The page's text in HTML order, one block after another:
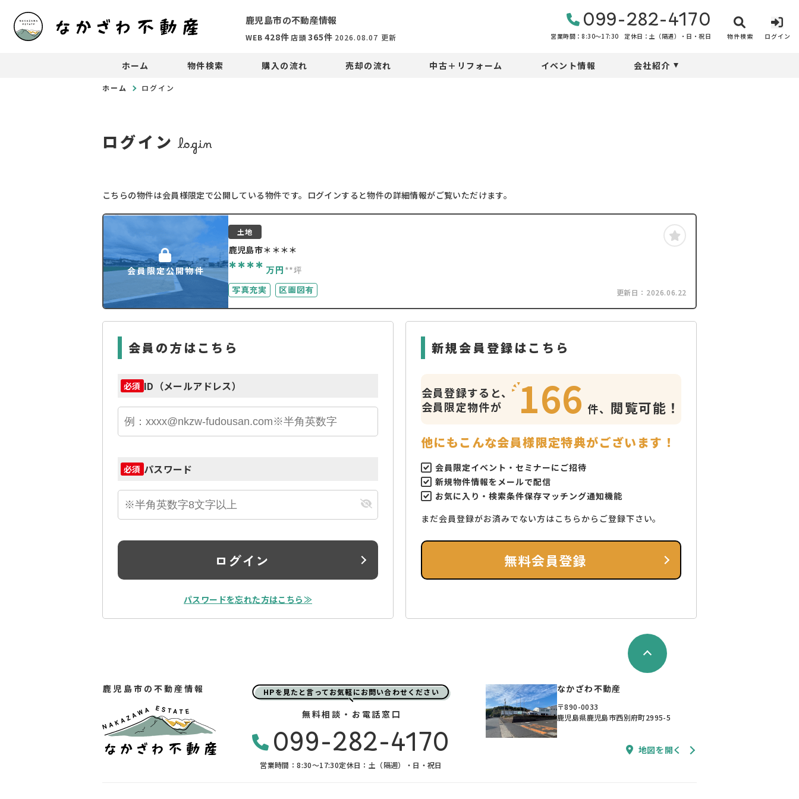
鹿児島市の不動産情報
WEB 428件 店頭365件 2026.08.07 更新 099-282-4170
営業時間：8:30〜17:30 定休日：土（隔週）・日・祝日 物件検索 ログイン
ホーム 物件検索 購入の流れ 売却の流れ 中古＋リフォーム イベント情報 会社紹介
ホーム ログイン
ログイン login
こちらの物件は会員様限定で公開している物件です。ログインすると物件の詳細情報がご覧いただけます。
会員限定公開物件
土地
鹿児島市＊＊＊＊
**** 万円 **坪
写真充実
区画図有 更新日： 2026.06.22
会員の方はこちら
必須 ID（メールアドレス）
必須 パスワード
ログイン
パスワードを忘れた方はこちら≫
新規会員登録はこちら
会員登録すると、
会員限定物件が
166 件、 閲覧可能！
他にもこんな会員様限定特典がございます！
会員限定イベント・セミナーにご招待
新規物件情報をメールで配信
お気に入り・検索条件保存マッチング通知機能
まだ会員登録がお済みでない方はこちらからご登録下さい。
無料会員登録
鹿児島市の不動産情報 HPを見たと言ってお気軽にお問い合わせください
無料相談・お電話窓口
099-282-4170
営業時間：8:30〜17:30定休日：土（隔週）・日・祝日
なかざわ不動産
〒890-0033
鹿児島県鹿児島市西別府町2995-5
地図を開く